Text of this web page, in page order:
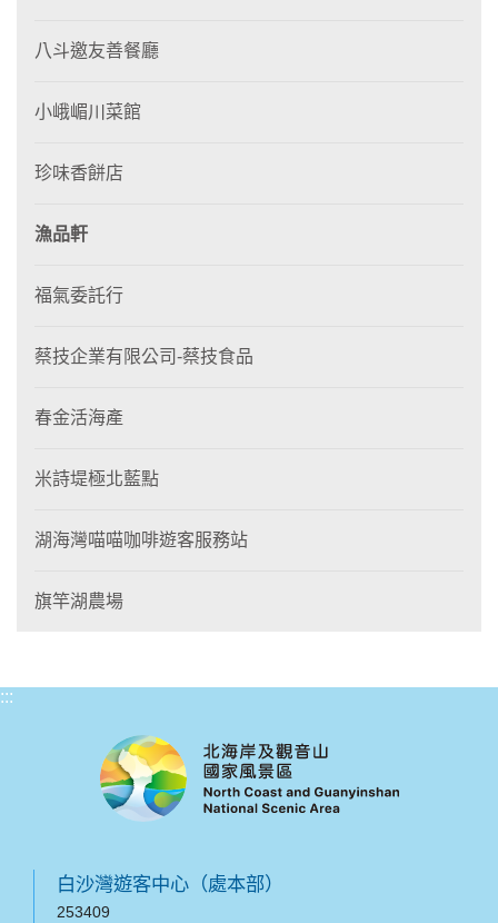
八斗邀友善餐廳
小峨嵋川菜館
珍味香餅店
漁品軒
福氣委託行
蔡技企業有限公司-蔡技食品
春金活海產
米詩堤極北藍點
湖海灣喵喵咖啡遊客服務站
旗竿湖農場
:::
白沙灣遊客中心（處本部）
253409